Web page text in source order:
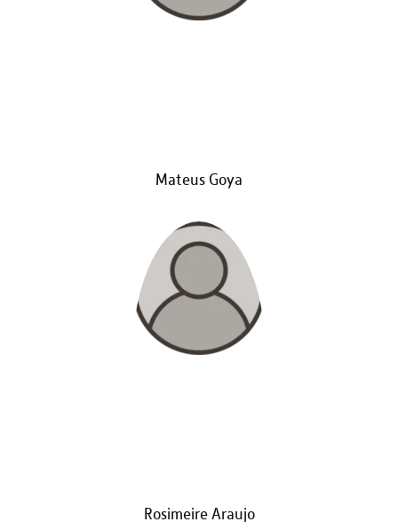
Mateus Goya
Rosimeire Araujo